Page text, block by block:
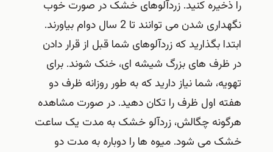
را ذخیره کنید. زردآلوهای خشک در صورت خوب
نگهداری شدن می توانند تا 2 سال دوام بیاورند.
ابتدا بگذارید که زردآلوهای شما قبل از قرار دادن
در ظرف های بزرگ شیشه ای، خنک شوند. برای
تهویه، شما نیاز دارید که به طور روزانه ظرف دو
هفته اول ظرف را تکان دهید. در صورت مشاهده
هرگونه چگالش، زردآلو خشک به مدت یک ساعت
خشک می شود. میوه ها را دوباره به مدت دو